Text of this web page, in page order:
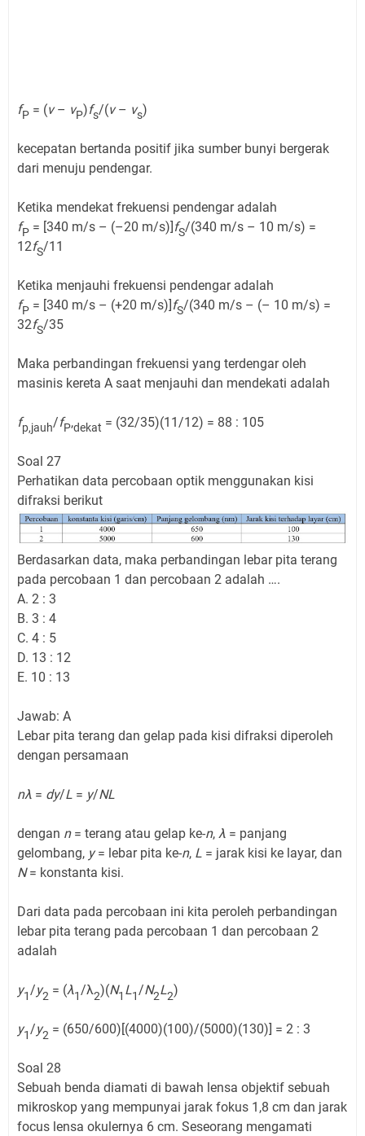
fP = (v– vP)fs/(v– vs)
kecepatan bertanda positif jika sumber bunyi bergerak
dari menuju pendengar.
Ketika mendekat frekuensi pendengar adalah
fP = [340 m/s – (–20 m/s)] fS/(340 m/s – 10 m/s) =
12fS/11
Ketika menjauhi frekuensi pendengar adalah
fP = [340 m/s – (+20 m/s)] fS/(340 m/s – (– 10 m/s) =
32fS/35
Maka perbandingan frekuensi yang terdengar oleh
masinis kereta A saat menjauhi dan mendekati adalah
fp,jauh/fP,dekat = (32/35)(11/12) = 88 : 105
Soal 27
Perhatikan data percobaan optik menggunakan kisi
difraksi berikut
Berdasarkan data, maka perbandingan lebar pita terang
pada percobaan 1 dan percobaan 2 adalah ….
A. 2 : 3
B. 3 : 4
C. 4 : 5
D. 13 : 12
E. 10 : 13
Jawab: A
Lebar pita terang dan gelap pada kisi difraksi diperoleh
dengan persamaan
nλ = dy/L = y/NL
dengan n= terang atau gelap ke-n, λ = panjang
gelombang, y= lebar pita ke-n, L = jarak kisi ke layar, dan
N= konstanta kisi.
Dari data pada percobaan ini kita peroleh perbandingan
lebar pita terang pada percobaan 1 dan percobaan 2
adalah
y1/y2 = (λ1/λ2)(N1 L1/N2L2)
y1/y2 = (650/600)[(4000)(100)/(5000)(130)] = 2 : 3
Soal 28
Sebuah benda diamati di bawah lensa objektif sebuah
mikroskop yang mempunyai jarak fokus 1,8 cm dan jarak
focus lensa okulernya 6 cm. Seseorang mengamati